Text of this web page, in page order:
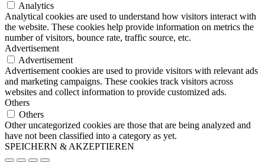
Analytics
Analytical cookies are used to understand how visitors interact with
the website. These cookies help provide information on metrics the
number of visitors, bounce rate, traffic source, etc.
Advertisement
Advertisement
Advertisement cookies are used to provide visitors with relevant ads
and marketing campaigns. These cookies track visitors across
websites and collect information to provide customized ads.
Others
Others
Other uncategorized cookies are those that are being analyzed and
have not been classified into a category as yet.
SPEICHERN & AKZEPTIEREN